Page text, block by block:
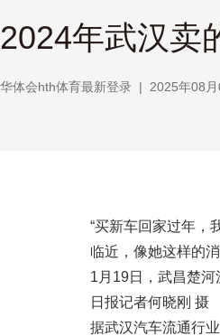
2024年武汉卖
华体会hth体育最新登录 | 2025年08月
“买新车回家过年，
临近，像她这样的
1月19日，武昌楚
日报记者何晓刚 摄
据武汉汽车流通行